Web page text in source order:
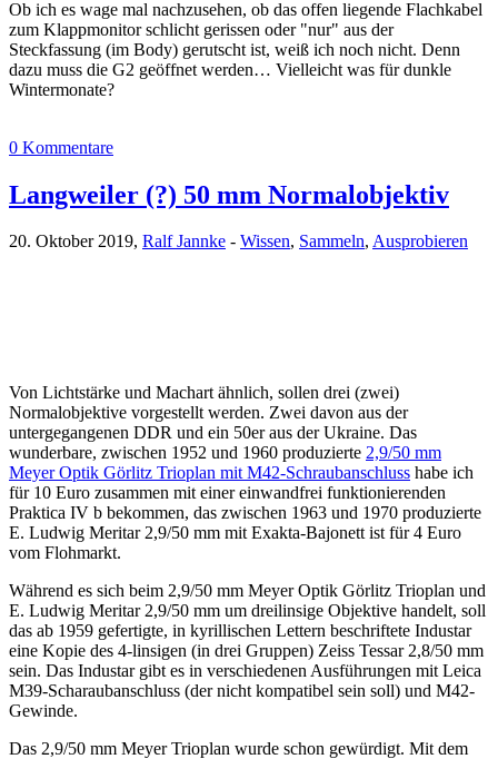
Ob ich es wage mal nachzusehen, ob das offen liegende Flachkabel
zum Klappmonitor schlicht gerissen oder "nur" aus der
Steckfassung (im Body) gerutscht ist, weiß ich noch nicht. Denn
dazu muss die G2 geöffnet werden… Vielleicht was für dunkle
Wintermonate?
0 Kommentare
Langweiler (?) 50 mm Normalobjektiv
20. Oktober 2019, Ralf Jannke - Wissen, Sammeln, Ausprobieren
Von Lichtstärke und Machart ähnlich, sollen drei (zwei)
Normalobjektive vorgestellt werden. Zwei davon aus der
untergegangenen DDR und ein 50er aus der Ukraine. Das
wunderbare, zwischen 1952 und 1960 produzierte 2,9/50 mm
Meyer Optik Görlitz Trioplan mit M42-Schraubanschluss habe ich
für 10 Euro zusammen mit einer einwandfrei funktionierenden
Praktica IV b bekommen, das zwischen 1963 und 1970 produzierte
E. Ludwig Meritar 2,9/50 mm mit Exakta-Bajonett ist für 4 Euro
vom Flohmarkt.
Während es sich beim 2,9/50 mm Meyer Optik Görlitz Trioplan und
E. Ludwig Meritar 2,9/50 mm um dreilinsige Objektive handelt, soll
das ab 1959 gefertigte, in kyrillischen Lettern beschriftete Industar
eine Kopie des 4-linsigen (in drei Gruppen) Zeiss Tessar 2,8/50 mm
sein. Das Industar gibt es in verschiedenen Ausführungen mit Leica
M39-Scharaubanschluss (der nicht kompatibel sein soll) und M42-
Gewinde.
Das 2,9/50 mm Meyer Trioplan wurde schon gewürdigt. Mit dem